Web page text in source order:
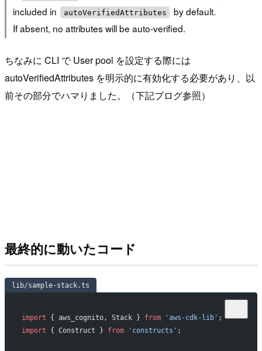
included in
autoVerifiedAttributes
by default.
If absent, no attributes will be auto-verified.
ちなみに CLI で User pool を設定する際には
autoVerifiedAttributes を明示的に有効化する必要があり、以
前その部分でハマりました。（下記ブログ参照）
最終的に動いたコード
lib/sample-stack.ts
import { aws_cognito, Stack } from 'aws-cdk-lib' ;
import { Construct } from 'constructs' ;